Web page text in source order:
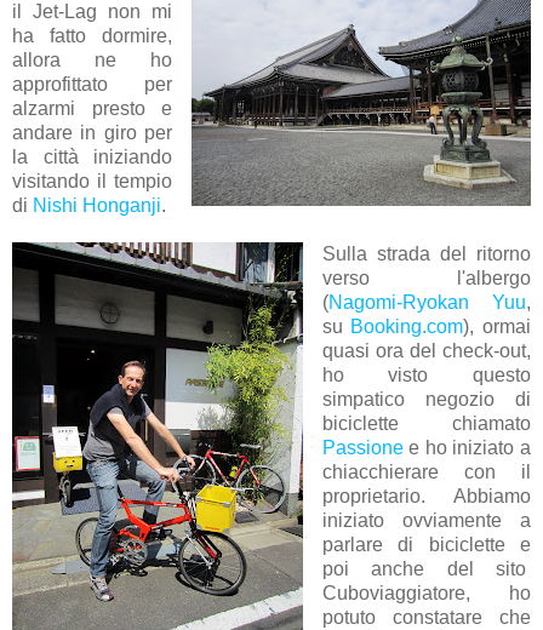
il Jet-Lag non mi
ha fatto dormire,
allora ne ho
approfittato per
alzarmi presto e
andare in giro per
la città iniziando
visitando il tempio
di Nishi Honganji.
Sulla strada del ritorno
verso l'albergo
(Nagomi-Ryokan Yuu,
su Booking.com), ormai
quasi ora del check-out,
ho visto questo
simpatico negozio di
biciclette chiamato
Passionee ho iniziato a
chiacchierare con il
proprietario. Abbiamo
iniziato ovviamente a
parlare di biciclette e
poi anche del sito
Cuboviaggiatore, ho
potuto constatare che